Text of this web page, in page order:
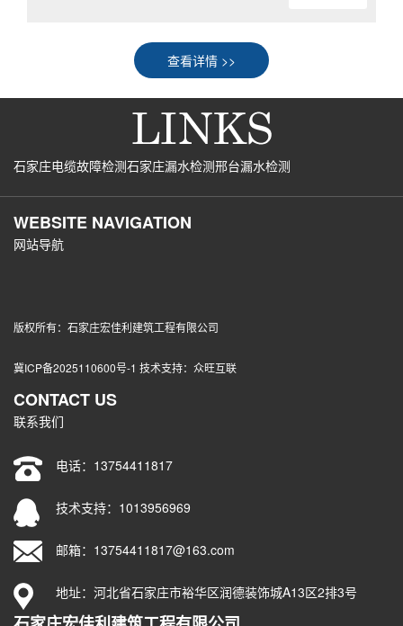
查看详情 >>
石家庄电缆故障检测石家庄漏水检测邢台漏水检测
WEBSITE NAVIGATION
网站导航
版权所有：石家庄宏佳利建筑工程有限公司
冀ICP备2025110600号-1 技术支持： 众旺互联
CONTACT US
联系我们
电话： 13754411817
技术支持：1013956969
邮箱：13754411817@163.com
地址：河北省石家庄市裕华区润德装饰城A13区2排3号